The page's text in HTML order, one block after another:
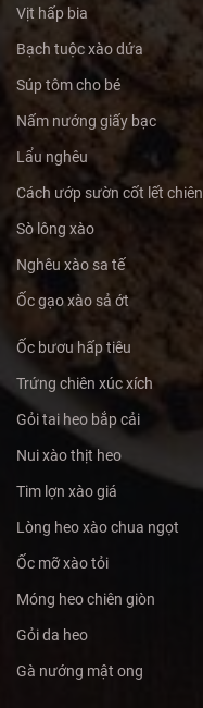
Vịt hấp bia
Bạch tuộc xào dứa
Súp tôm cho bé
Nấm nướng giấy bạc
Lẩu nghêu
Cách ướp sườn cốt lết chiên
Sò lông xào
Nghêu xào sa tế
Ốc gạo xào sả ớt
Ốc bươu hấp tiêu
Trứng chiên xúc xích
Gỏi tai heo bắp cải
Nui xào thịt heo
Tim lợn xào giá
Lòng heo xào chua ngọt
Ốc mỡ xào tỏi
Móng heo chiên giòn
Gỏi da heo
Gà nướng mật ong